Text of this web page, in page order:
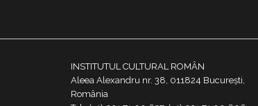
INSTITUTUL CULTURAL ROMÂN
Aleea Alexandru nr. 38, 011824 București,
România